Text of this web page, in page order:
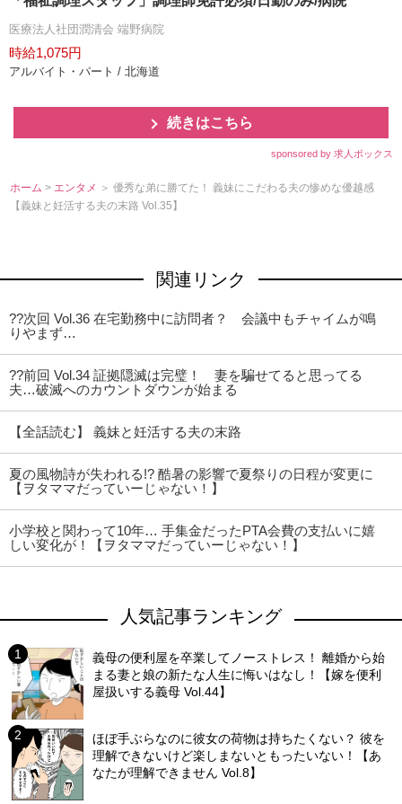
医療法人社団潤清会 端野病院
時給1,075円
アルバイト・パート / 北海道
続きはこちら
sponsored by 求人ボックス
ホーム > エンタメ ＞ 優秀な弟に勝てた！ 義妹にこだわる夫の惨めな優越感
【義妹と妊活する夫の末路 Vol.35】
関連リンク
??次回 Vol.36 在宅勤務中に訪問者？ 会議中もチャイムが鳴
りやまず…
??前回 Vol.34 証拠隠滅は完璧！ 妻を騙せてると思ってる
夫…破滅へのカウントダウンが始まる
【全話読む】 義妹と妊活する夫の末路
夏の風物詩が失われる!? 酷暑の影響で夏祭りの日程が変更に
【ヲタママだっていーじゃない！】
小学校と関わって10年… 手集金だったPTA会費の支払いに嬉
しい変化が！【ヲタママだっていーじゃない！】
人気記事ランキング
義母の便利屋を卒業してノーストレス！ 離婚から始
まる妻と娘の新たな人生に悔いはなし！【嫁を便利
屋扱いする義母 Vol.44】
ほぼ手ぶらなのに彼女の荷物は持ちたくない？ 彼を
理解できないけど楽しまないともったいない！【あ
なたが理解できません Vol.8】